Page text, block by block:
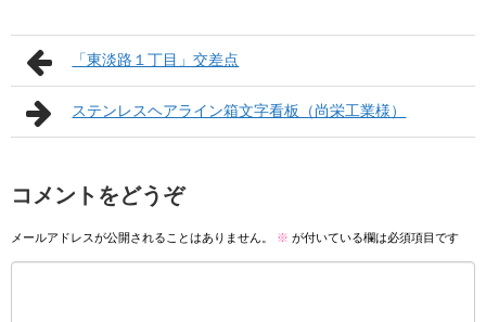
「東淡路１丁目」交差点
ステンレスヘアライン箱文字看板（尚栄工業様）
コメントをどうぞ
メールアドレスが公開されることはありません。 ※ が付いている欄は必須項目です